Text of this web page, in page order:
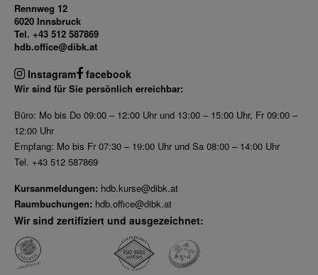
Rennweg 12
6020 Innsbruck
Tel. +43 512 587869
hdb.office@dibk.at
Instagram facebook
Wir sind für Sie persönlich erreichbar:
Büro: Mo bis Do 09:00 – 12:00 Uhr und 13:00 – 15:00 Uhr, Fr 09:00 –
12:00 Uhr
Empfang: Mo bis Fr 07:30 – 19:00 Uhr und Sa 08:00 – 14:00 Uhr
Tel. +43 512 587869
Kursanmeldungen: hdb.kurse@dibk.at
Raumbuchungen: hdb.office@dibk.at
Wir sind zertifiziert und ausgezeichnet: